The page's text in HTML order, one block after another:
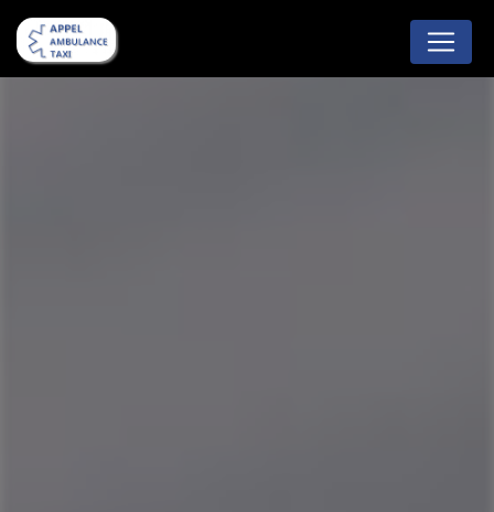
Panneau de gestion des cookies